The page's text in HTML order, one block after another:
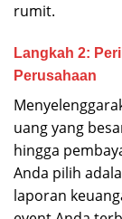
rumit.
Langkah 2:
Perusahaan
uang yang
hingga
Anda pilih
laporan